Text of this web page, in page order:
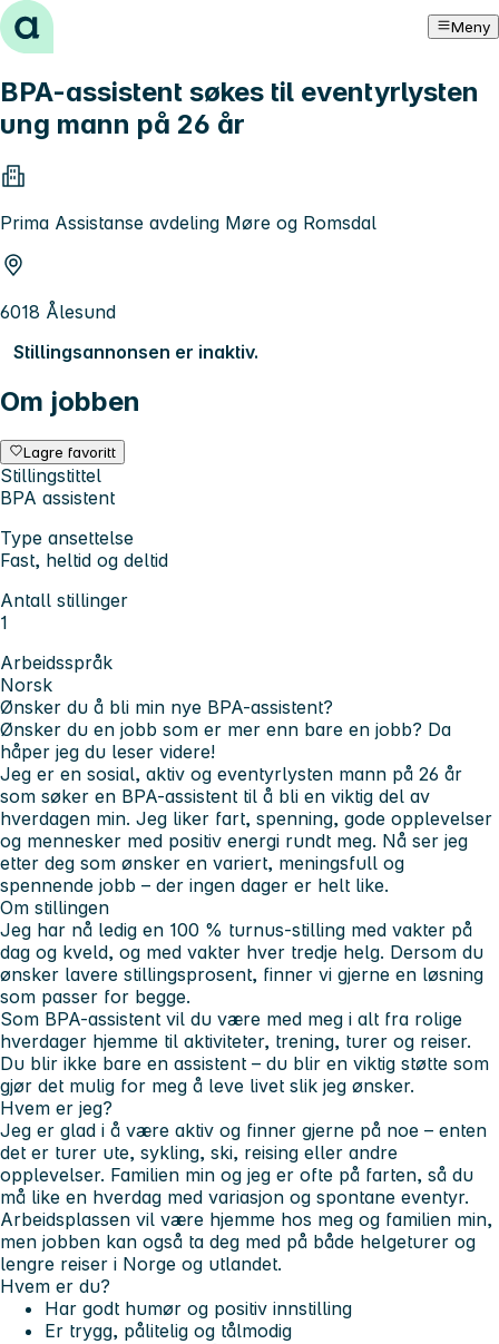
Hopp til innhold Meny
BPA-assistent søkes til eventyrlysten
ung mann på 26 år
Prima Assistanse avdeling Møre og Romsdal
6018 Ålesund
Stillingsannonsen er inaktiv.
Om jobben
Lagre favoritt
Stillingstittel
BPA assistent
Type ansettelse
Fast, heltid og deltid
Antall stillinger
1
Arbeidsspråk
Norsk
Ønsker du å bli min nye BPA-assistent?
Ønsker du en jobb som er mer enn bare en jobb? Da
håper jeg du leser videre!
Jeg er en sosial, aktiv og eventyrlysten mann på 26 år
som søker en BPA-assistent til å bli en viktig del av
hverdagen min. Jeg liker fart, spenning, gode opplevelser
og mennesker med positiv energi rundt meg. Nå ser jeg
etter deg som ønsker en variert, meningsfull og
spennende jobb – der ingen dager er helt like.
Om stillingen
Jeg har nå ledig en 100 % turnus-stilling med vakter på
dag og kveld, og med vakter hver tredje helg. Dersom du
ønsker lavere stillingsprosent, finner vi gjerne en løsning
som passer for begge.
Som BPA-assistent vil du være med meg i alt fra rolige
hverdager hjemme til aktiviteter, trening, turer og reiser.
Du blir ikke bare en assistent – du blir en viktig støtte som
gjør det mulig for meg å leve livet slik jeg ønsker.
Hvem er jeg?
Jeg er glad i å være aktiv og finner gjerne på noe – enten
det er turer ute, sykling, ski, reising eller andre
opplevelser. Familien min og jeg er ofte på farten, så du
må like en hverdag med variasjon og spontane eventyr.
Arbeidsplassen vil være hjemme hos meg og familien min,
men jobben kan også ta deg med på både helgeturer og
lengre reiser i Norge og utlandet.
Hvem er du?
Har godt humør og positiv innstilling
Er trygg, pålitelig og tålmodig